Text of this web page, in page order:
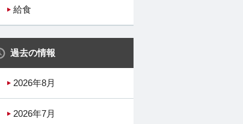
給食
過去の情報
2026年8月
2026年7月